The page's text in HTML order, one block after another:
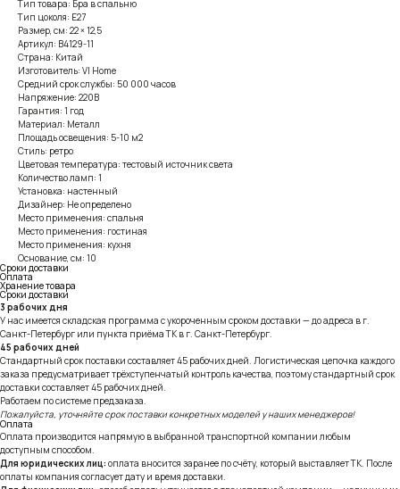
Тип товара: Бра в спальню
Тип цоколя: E27
Размер, см: 22 × 12,5
Артикул: B4129-11
Страна: Китай
Изготовитель: VI Home
Средний срок службы: 50 000 часов
Напряжение: 220В
Гарантия: 1 год
Материал: Металл
Площадь освещения: 5-10 м2
Стиль: ретро
Цветовая температура: тестовый источник света
Количество ламп: 1
Установка: настенный
Дизайнер: Не определено
Место применения: спальня
Место применения: гостиная
Место применения: кухня
Основание, см: 10
Сроки доставки
Оплата
Хранение товара
Сроки доставки
3 рабочих дня
У нас имеется складская программа с укороченным сроком доставки — до адреса в г.
Санкт-Петербург или пункта приёма ТК в г. Санкт-Петербург.
45 рабочих дней
Стандартный срок поставки составляет 45 рабочих дней. Логистическая цепочка каждого
заказа предусматривает трёхступенчатый контроль качества, поэтому стандартный срок
доставки составляет 45 рабочих дней.
Работаем по системе предзаказа.
Пожалуйста, уточняйте срок поставки конкретных моделей у наших менеджеров!
Оплата
Оплата производится напрямую в выбранной транспортной компании любым
доступным способом.
Для юридических лиц: оплата вносится заранее по счёту, который выставляет ТК. После
оплаты компания согласует дату и время доставки.